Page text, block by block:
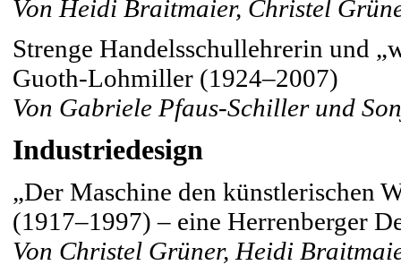
Von Heidi Braitmaier, Christel
Strenge Handelsschullehrerin und
Guoth-Lohmiller (1924–2007)
Von Gabriele Pfaus-Schiller und
Industriedesign
„Der Maschine den künstlerischen
(1917–1997) – eine Herrenberger
Von Christel Grüner, Heidi